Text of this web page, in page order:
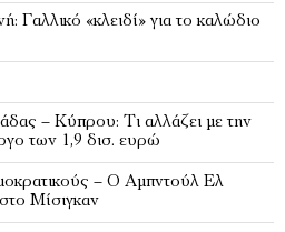
Γαλλικό «κλειδί» για το καλώδιο
– Κύπρου: Τι αλλάζει με την
των 1,9 δισ. ευρώ
– Ο Αμπντούλ Ελ
Μίσιγκαν